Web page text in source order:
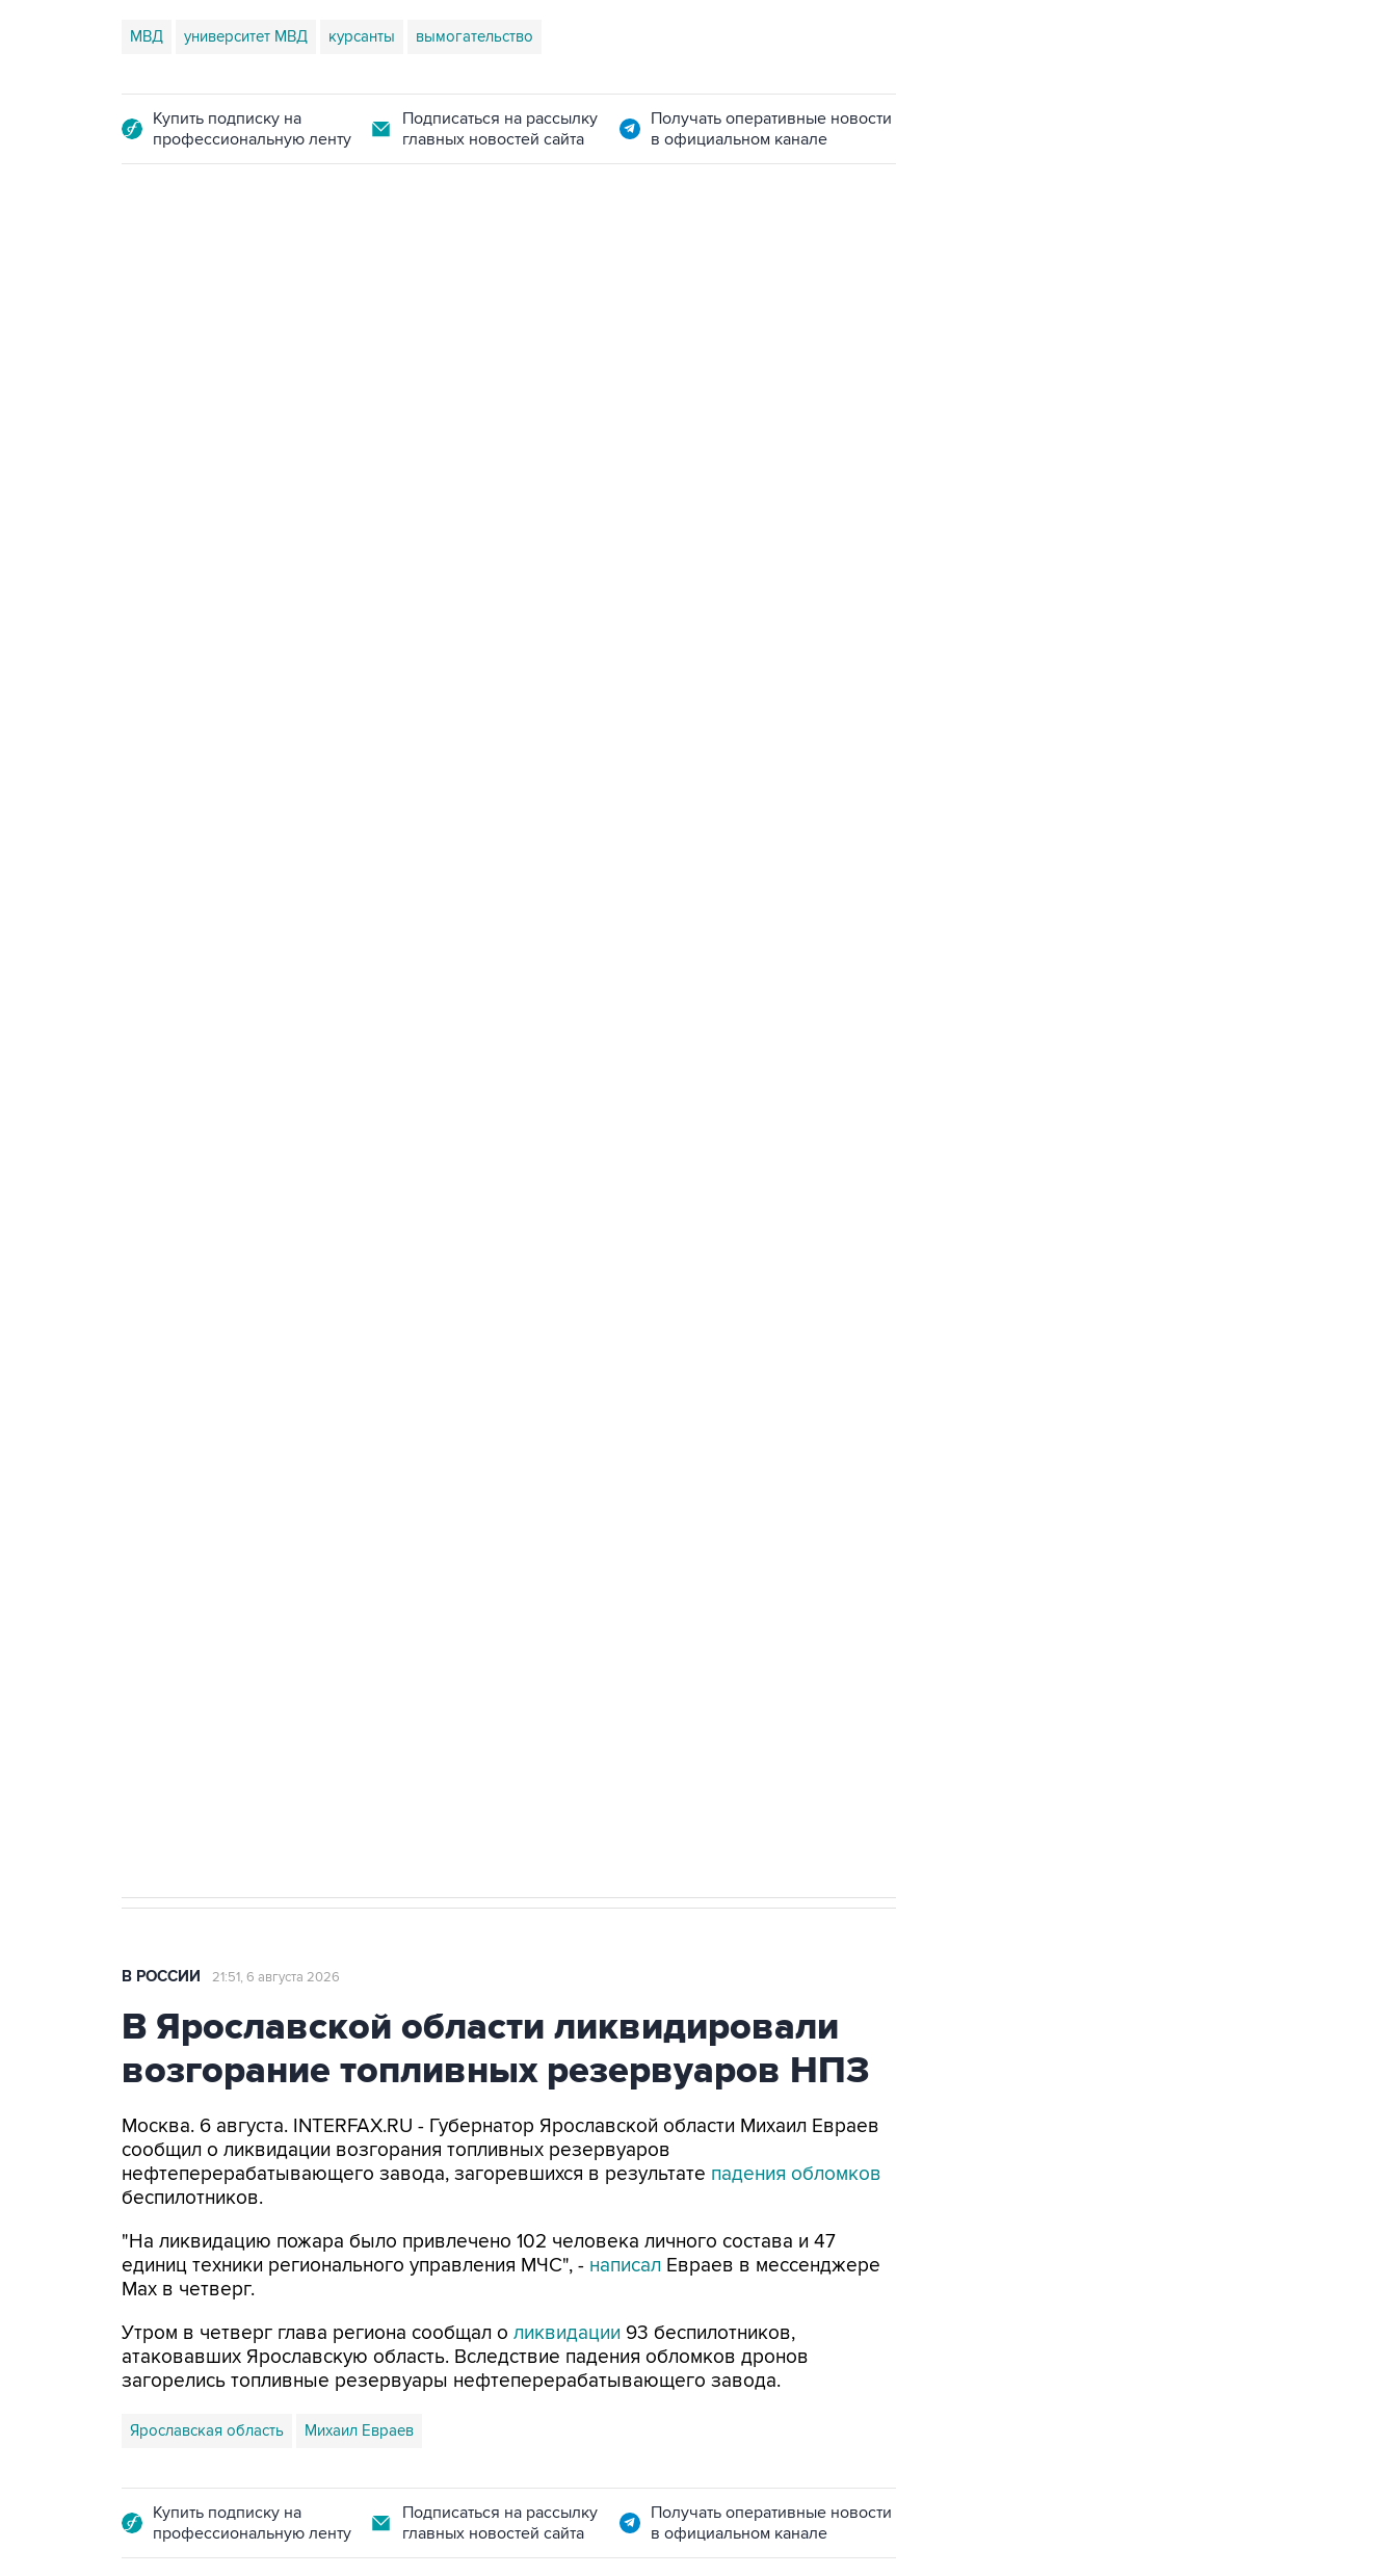
МВД университет МВД курсанты вымогательство
Купить подписку на
профессиональную ленту
Подписаться на рассылку
главных новостей сайта
Получать оперативные новости
в официальном канале
В РОССИИ 21:51, 6 августа 2026
В Ярославской области ликвидировали
возгорание топливных резервуаров НПЗ
Москва. 6 августа. INTERFAX.RU - Губернатор Ярославской области Михаил Евраев
сообщил о ликвидации возгорания топливных резервуаров
нефтеперерабатывающего завода, загоревшихся в результате падения обломков
беспилотников.
"На ликвидацию пожара было привлечено 102 человека личного состава и 47
единиц техники регионального управления МЧС", - написал Евраев в мессенджере
Мах в четверг.
Утром в четверг глава региона сообщал о ликвидации 93 беспилотников,
атаковавших Ярославскую область. Вследствие падения обломков дронов
загорелись топливные резервуары нефтеперерабатывающего завода.
Ярославская область Михаил Евраев
Купить подписку на
профессиональную ленту
Подписаться на рассылку
главных новостей сайта
Получать оперативные новости
в официальном канале